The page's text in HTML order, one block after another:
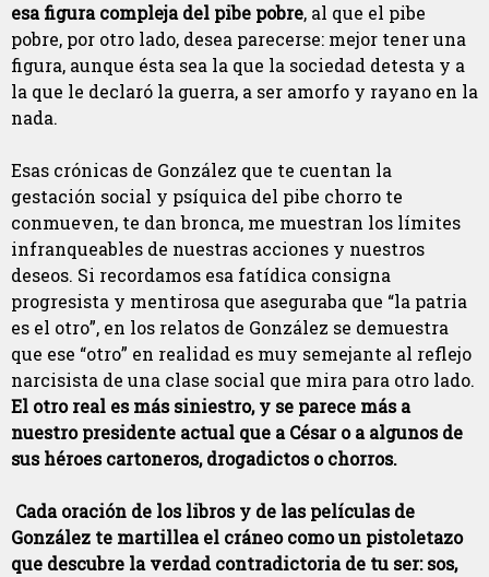
esa figura compleja del pibe pobre, al que el pibe
pobre, por otro lado, desea parecerse: mejor tener una
figura, aunque ésta sea la que la sociedad detesta y a
la que le declaró la guerra, a ser amorfo y rayano en la
nada.
Esas crónicas de González que te cuentan la
gestación social y psíquica del pibe chorro te
conmueven, te dan bronca, me muestran los límites
infranqueables de nuestras acciones y nuestros
deseos. Si recordamos esa fatídica consigna
progresista y mentirosa que aseguraba que “la patria
es el otro”, en los relatos de González se demuestra
que ese “otro” en realidad es muy semejante al reflejo
narcisista de una clase social que mira para otro lado.
El otro real es más siniestro, y se parece más a
nuestro presidente actual que a César o a algunos de
sus héroes cartoneros, drogadictos o chorros.
Cada oración de los libros y de las películas de
González te martillea el cráneo como un pistoletazo
que descubre la verdad contradictoria de tu ser:sos,